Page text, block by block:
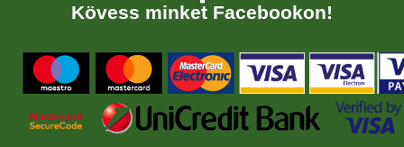
Kövess minket Facebookon!